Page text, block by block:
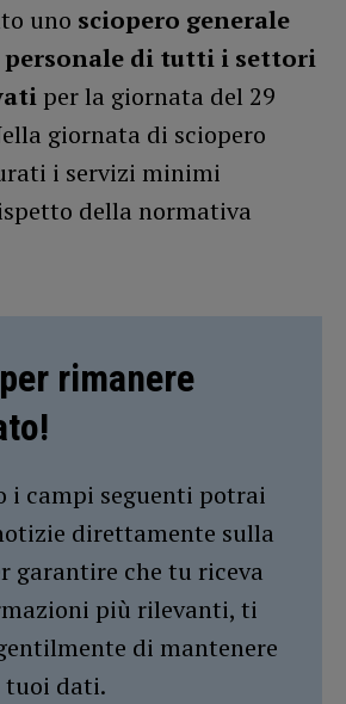
uno sciopero generale
personale di tutti i settori
per la giornata del 29
giornata di sciopero
i servizi minimi
della normativa
rimanere
i campi seguenti potrai
direttamente sulla
garantire che tu riceva
più rilevanti, ti
di mantenere
tuoi dati.